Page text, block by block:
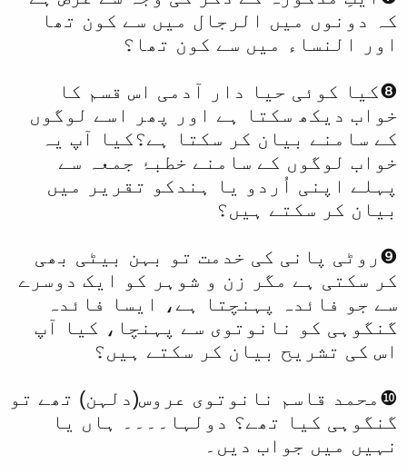
کہ دونوں میں الرجال میں سے کون تھا
اور النساء میں سے کون تھا؟
❽کیا کوئی حیا دار آدمی اس قسم کا
خواب دیکھ سکتا ہے اور پھر اسے لوگوں
کے سامنے بیان کر سکتا ہے؟کیا آپ یہ
خواب لوگوں کے سامنے خطبۂ جمعہ سے
پہلے اپنی اُردو یا ہندکو تقریر میں
بیان کر سکتے ہیں؟
❾روٹی پانی کی خدمت تو بہن بیٹی بھی
کر سکتی ہے مگر زن و شوہر کو ایک دوسرے
سے جو فائدہ پہنچتا ہے، ایسا فائدہ
گنگوہی کو نانوتوی سے پہنچا، کیا آپ
اس کی تشریح بیان کر سکتے ہیں؟
❿محمد قاسم نانوتوی عروس(دلہن) تھے تو
گنگوہی کیا تھے؟ دولہا۔۔۔۔ ہاں یا
نہیں میں جواب دیں۔